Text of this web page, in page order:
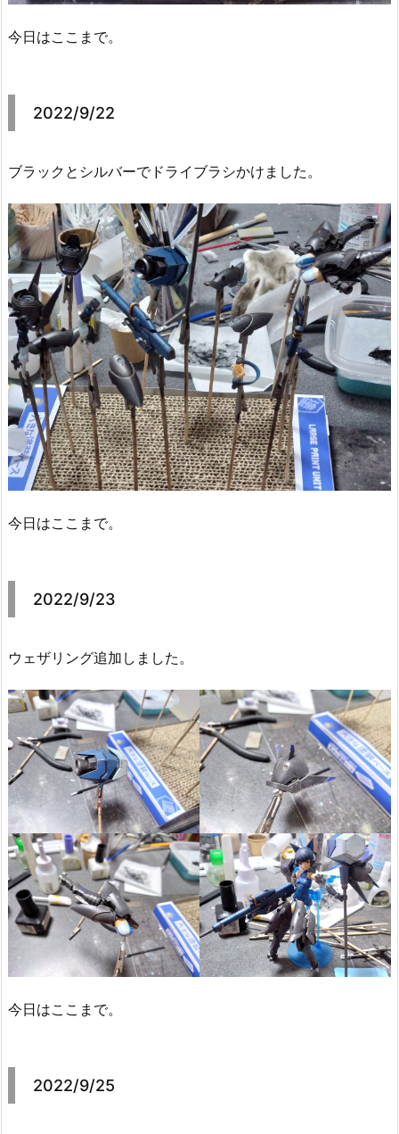
今日はここまで。
2022/9/22
ブラックとシルバーでドライブラシかけました。
今日はここまで。
2022/9/23
ウェザリング追加しました。
今日はここまで。
2022/9/25